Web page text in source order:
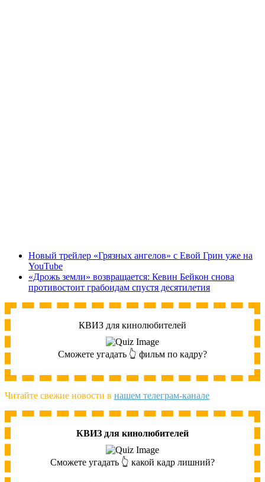
Новый трейлер «Грязных ангелов» с Евой Грин уже на
YouTube
«Дрожь земли» возвращается: Кевин Бейкон снова
противостоит грабоидам спустя десятилетия
КВИЗ для кинолюбителей
Сможете угадать 👆 фильм по кадру?
Читайте свежие новости в нашем телеграм-канале
КВИЗ для кинолюбителей
Сможете угадать 👆 какой кадр лишний?